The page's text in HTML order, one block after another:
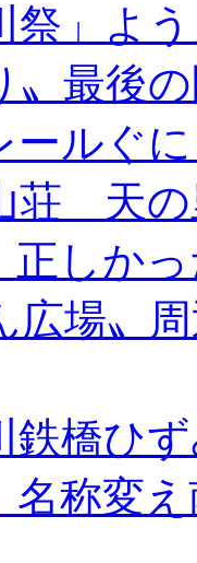
祭」よ
〟最後
ールぐ
荘 天の
正しか
広場〟
鉄橋ひ
名称変